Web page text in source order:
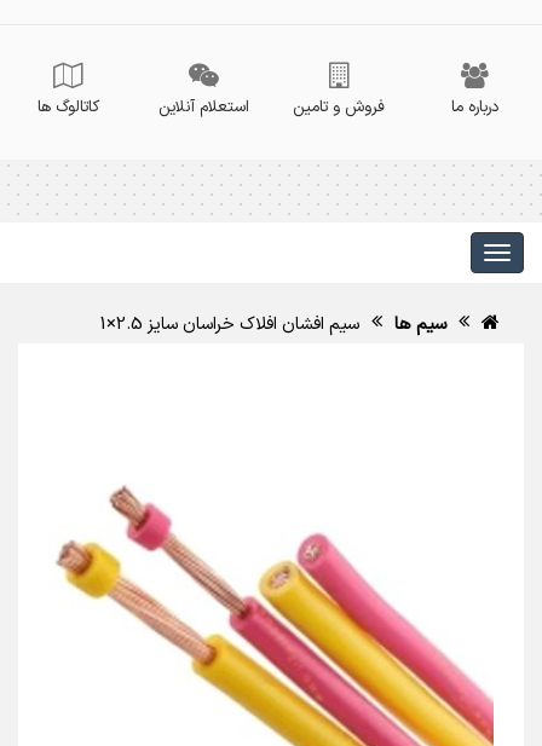
درباره ما فروش و تامین استعلام آنلاین کاتالوگ ها
سیم ها سیم افشان افلاک خراسان سایز 2.5×1